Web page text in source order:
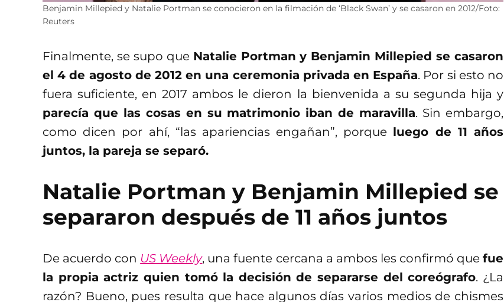
Benjamin Millepied y Natalie Portman se conocieron en la filmación de ‘Black Swan’ y se casaron en 2012/Foto:
Reuters
Finalmente, se supo que Natalie Portman y Benjamin Millepied se casaron
el 4 de agosto de 2012 en una ceremonia privada en España. Por si esto no
fuera suficiente, en 2017 ambos le dieron la bienvenida a su segunda hija y
parecía que las cosas en su matrimonio iban de maravilla. Sin embargo,
como dicen por ahí, “las apariencias engañan”, porque luego de 11 años
juntos, la pareja se separó.
Natalie Portman y Benjamin Millepied se
separaron después de 11 años juntos
De acuerdo con US Weekly, una fuente cercana a ambos les confirmó quefue
la propia actriz quien tomó la decisión de separarse del coreógrafo. ¿La
razón? Bueno, pues resulta que hace algunos días varios medios de chismes